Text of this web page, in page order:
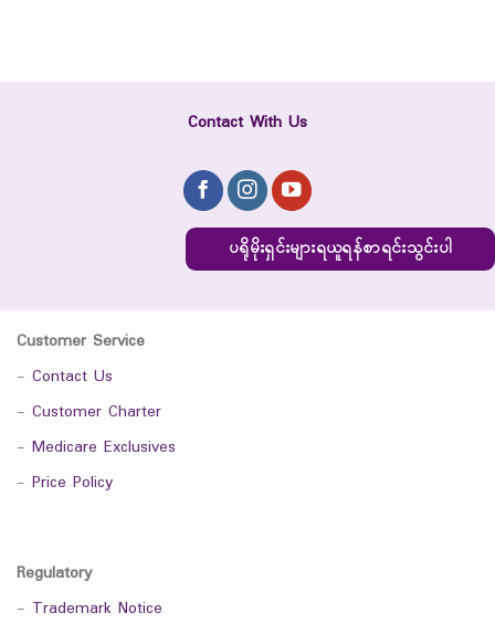
Contact With Us
ပရိုမိုးရှင်းများရယူရန်စာရင်းသွင်းပါ
Customer Service
- Contact Us
- Customer Charter
- Medicare Exclusives
- Price Policy
Regulatory
- Trademark Notice